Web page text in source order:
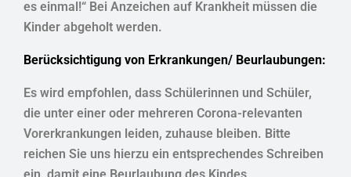
es einmal!“ Bei Anzeichen auf Krankheit müssen die
Kinder abgeholt werden.
Berücksichtigung von Erkrankungen/ Beurlaubungen:
Es wird empfohlen, dass Schülerinnen und Schüler,
die unter einer oder mehreren Corona-relevanten
Vorerkrankungen leiden, zuhause bleiben. Bitte
reichen Sie uns hierzu ein entsprechendes Schreiben